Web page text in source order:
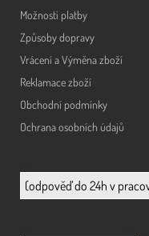
Možnosti platby
Způsoby dopravy
Vrácení a Výměna zboží
Reklamace zboží
Obchodní podmínky
Ochrana osobních údajů
info@animerch.cz
(odpověď do 24h v